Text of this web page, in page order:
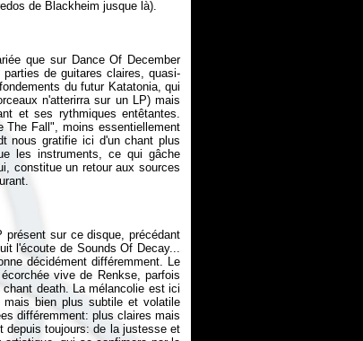
que sur Dance Of December
de guitares claires, quasi-
du futur Katatonia, qui
n'atterirra sur un LP) mais
et ses rythmiques entêtantes.
The Fall", moins essentiellement
nous gratifie ici d'un chant plus
les instruments, ce qui gâche
constitue un retour aux sources
présent sur ce disque, précédant
l'écoute de Sounds Of Decay...
décidément différemment. Le
vive de Renkse, parfois
death. La mélancolie est ici
mais bien plus subtile et volatile
différemment: plus claires mais
depuis toujours: de la justesse et